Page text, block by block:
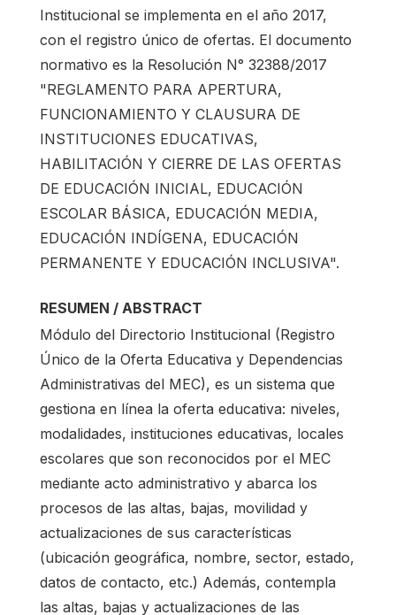
Institucional se implementa en el año 2017,
con el registro único de ofertas. El documento
normativo es la Resolución N° 32388/2017
"REGLAMENTO PARA APERTURA,
FUNCIONAMIENTO Y CLAUSURA DE
INSTITUCIONES EDUCATIVAS,
HABILITACIÓN Y CIERRE DE LAS OFERTAS
DE EDUCACIÓN INICIAL, EDUCACIÓN
ESCOLAR BÁSICA, EDUCACIÓN MEDIA,
EDUCACIÓN INDÍGENA, EDUCACIÓN
PERMANENTE Y EDUCACIÓN INCLUSIVA".
RESUMEN / ABSTRACT
Módulo del Directorio Institucional (Registro
Único de la Oferta Educativa y Dependencias
Administrativas del MEC), es un sistema que
gestiona en línea la oferta educativa: niveles,
modalidades, instituciones educativas, locales
escolares que son reconocidos por el MEC
mediante acto administrativo y abarca los
procesos de las altas, bajas, movilidad y
actualizaciones de sus características
(ubicación geográfica, nombre, sector, estado,
datos de contacto, etc.) Además, contempla
las altas, bajas y actualizaciones de las